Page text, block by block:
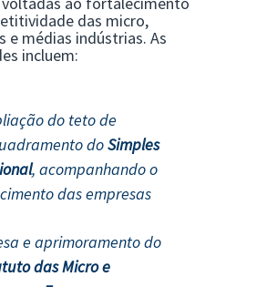
das micro,
e médias indústrias. As
incluem:
do teto de
doSimples
, acompanhando o
das empresas
e aprimoramento do
das Micro e